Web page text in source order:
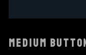
MEDIUM